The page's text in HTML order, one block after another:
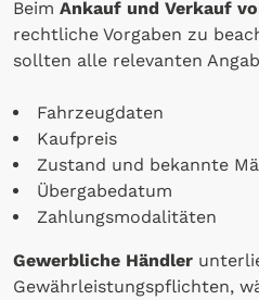
Beim Ankauf und Verkauf
rechtliche Vorgaben zu
sollten alle relevanten
Fahrzeugdaten
Kaufpreis
Zustand und bekannte
Übergabedatum
Zahlungsmodalitäten
Gewerbliche Händler
Gewährleistungspflichten,